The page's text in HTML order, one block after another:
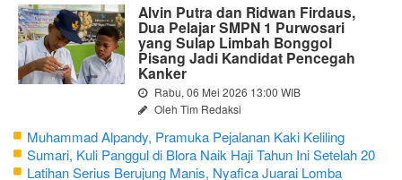
Alvin Putra dan Ridwan Firdaus,
Dua Pelajar SMPN 1 Purwosari
yang Sulap Limbah Bonggol
Pisang Jadi Kandidat Pencegah
Kanker
Rabu, 06 Mei 2026 13:00 WIB
Oleh Tim Redaksi
Muhammad Alpandy, Pramuka Pejalanan Kaki Keliling
Nusantara dengan Misi Literasi Budaya
Sumari, Kuli Panggul di Blora Naik Haji Tahun Ini Setelah 20
Tahun Sisihkan Uang Receh
Latihan Serius Berujung Manis, Nyafica Juarai Lomba